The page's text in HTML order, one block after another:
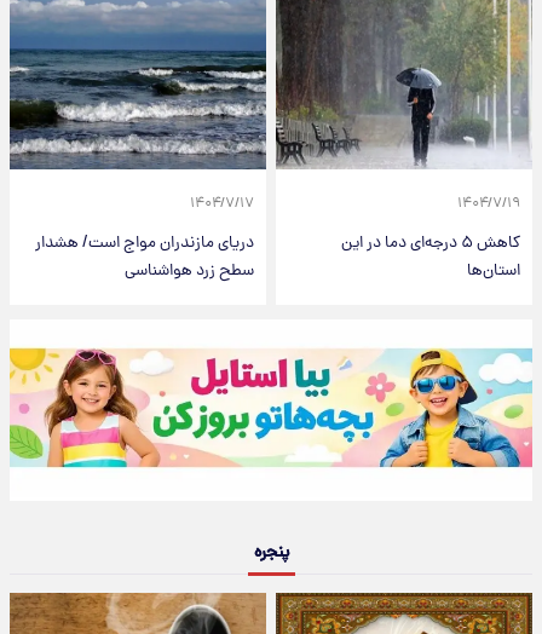
۱۴۰۴/۷/۱۹
کاهش ۵ درجه‌ای دما در این
استان‌ها
۱۴۰۴/۷/۱۷
دریای مازندران مواج است/ هشدار
سطح زرد هواشناسی
پنجره